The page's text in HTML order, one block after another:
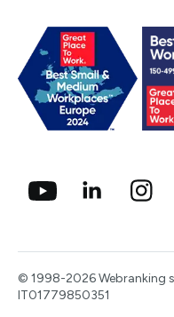
© 1998-2026 Webranking
IT01779850351